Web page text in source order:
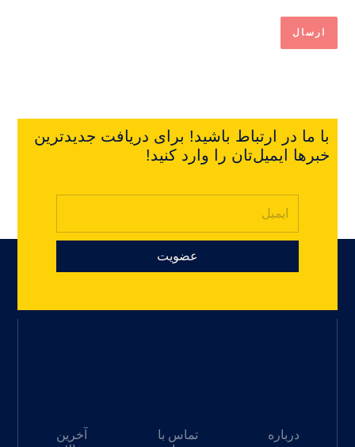
با ما در ارتباط باشید! برای دریافت جدیدترین
خبرها ایمیل‌تان را وارد کنید!
عضویت
درباره
تماس با
آخرین